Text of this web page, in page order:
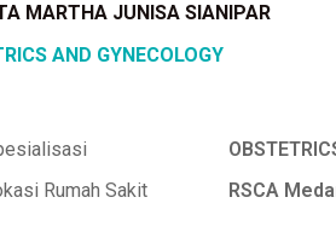
MARTHA JUNISA SIANIPAR
AND GYNECOLOGY
Rumah Sakit
RSCA